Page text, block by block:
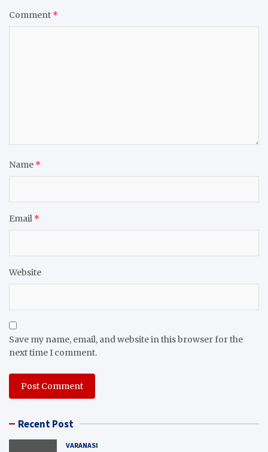
Comment *
Name *
Email *
Website
Save my name, email, and website in this browser for the
next time I comment.
Recent Post
VARANASI